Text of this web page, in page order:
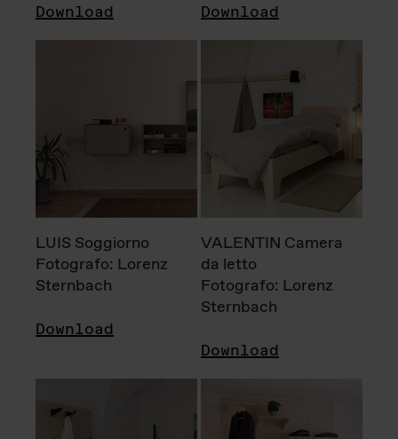
Download Download
LUIS Soggiorno
Fotografo: Lorenz
Sternbach
Download
VALENTIN Camera
da letto
Fotografo: Lorenz
Sternbach
Download